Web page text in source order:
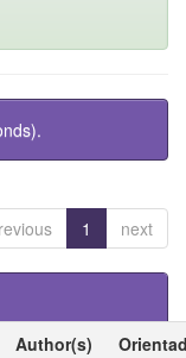
1 next
Author(s)